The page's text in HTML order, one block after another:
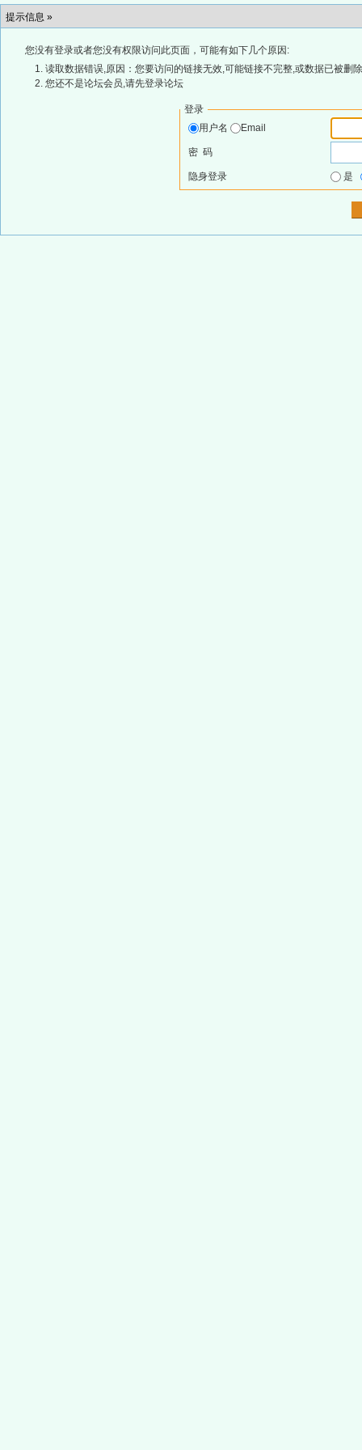
提示信息 »
您没有登录或者您没有权限访问此页面，可能有如下几个原因:
读取数据错误,原因：您要访问的链接无效,可能链接不完整,或数据已被删
您还不是论坛会员,请先登录论坛
登录
用户名
Email
密 码
隐身登录 是